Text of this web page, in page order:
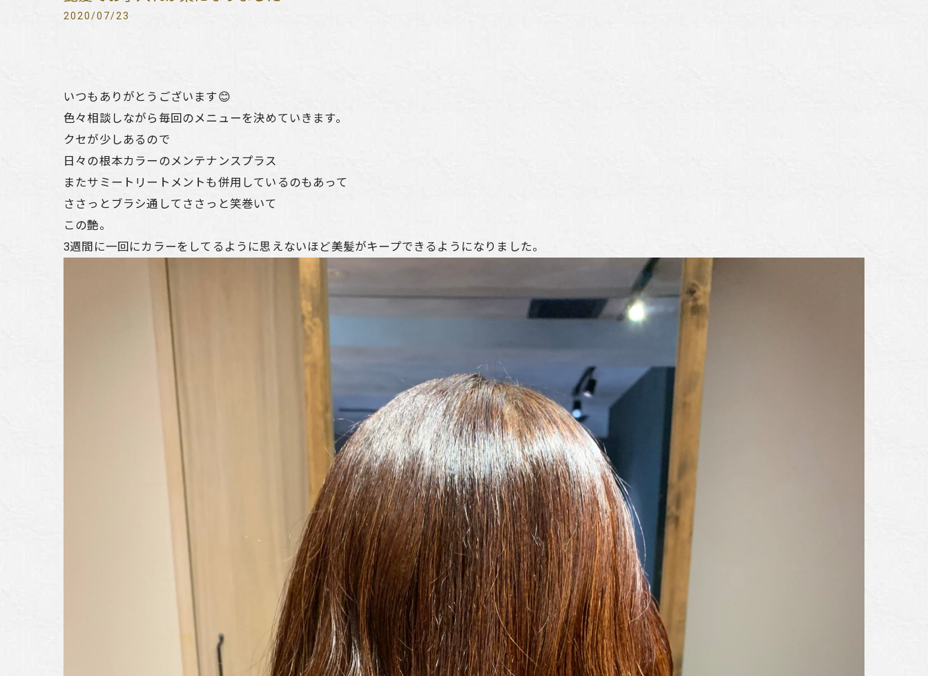
2020/07/23
いつもありがとうございます😊
色々相談しながら毎回のメニューを決めていきます。
クセが少しあるので
日々の根本カラーのメンテナンスプラス
またサミートリートメントも併用しているのもあって
ささっとブラシ通してささっと笑巻いて
この艶。
3週間に一回にカラーをしてるように思えないほど美髪がキープできるようになりました。